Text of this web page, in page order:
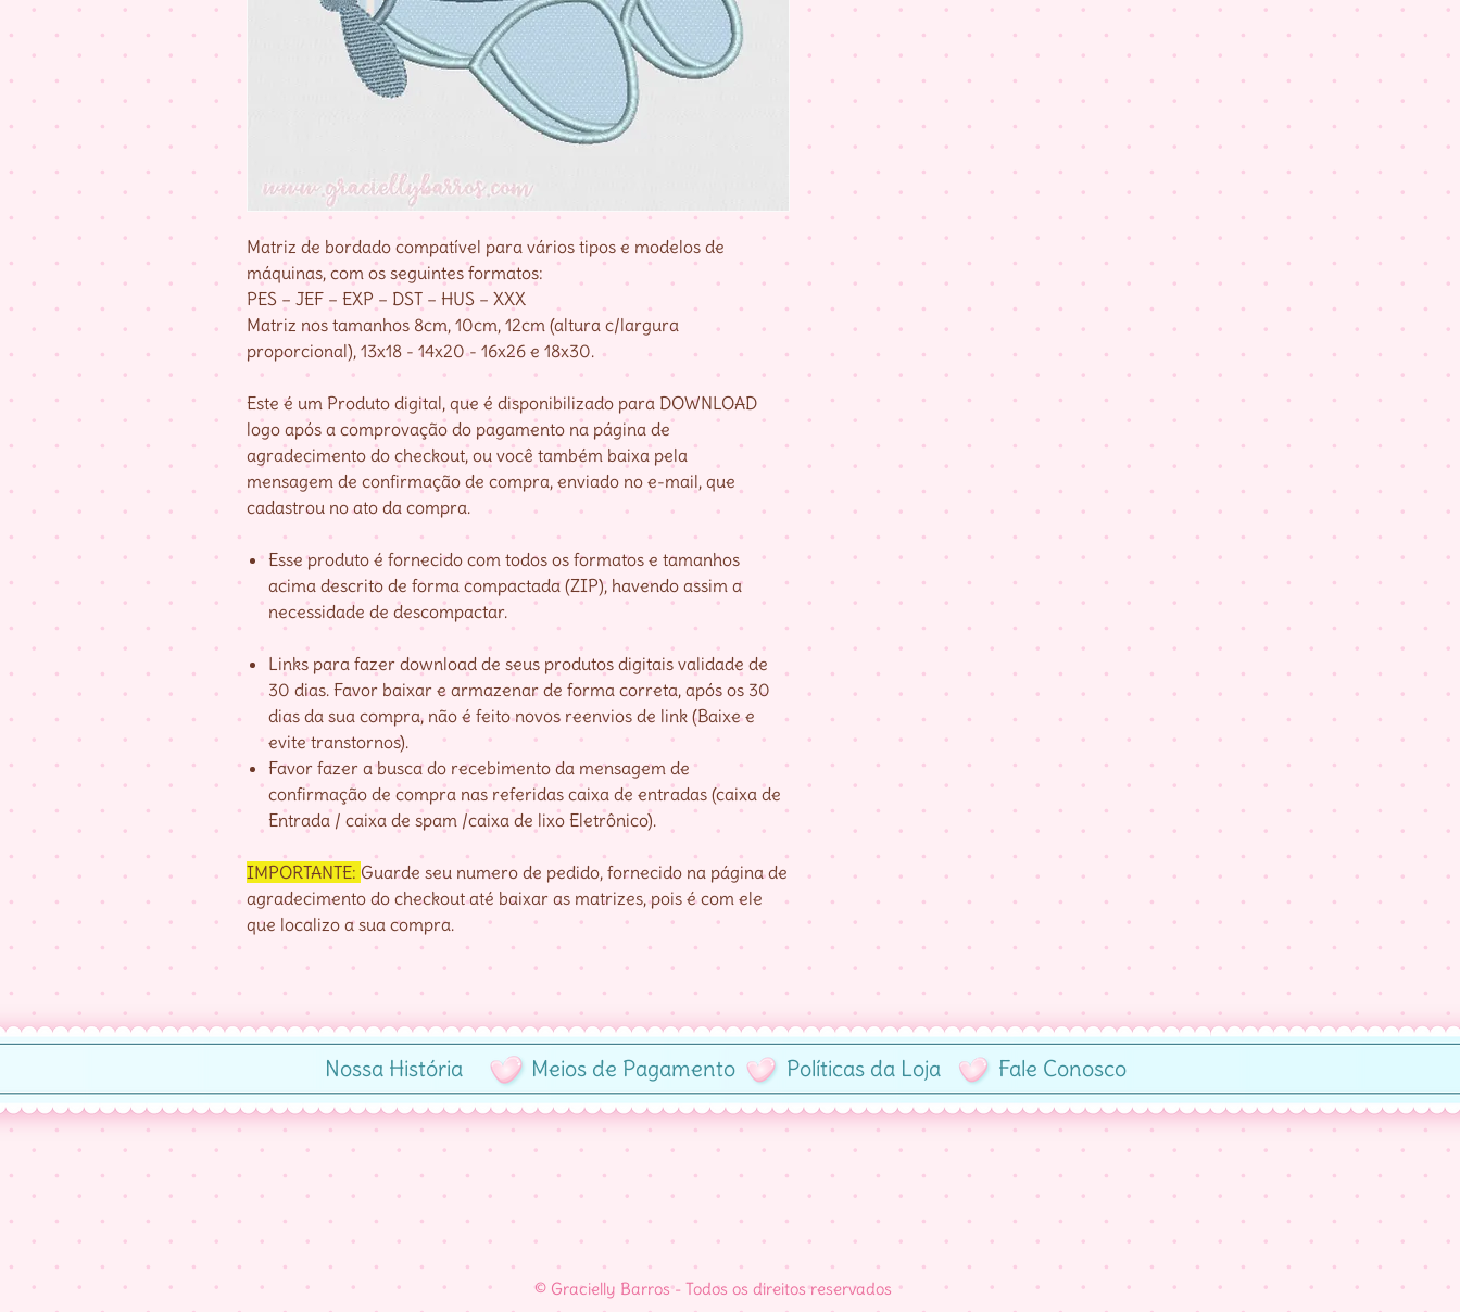
Matriz de bordado compatível para vários tipos e modelos de
máquinas, com os seguintes formatos:
PES – JEF – EXP – DST – HUS – XXX
Matriz nos tamanhos 8cm, 10cm, 12cm (altura c/largura
proporcional), 13x18 - 14x20 - 16x26 e 18x30.
Este é um Produto digital, que é disponibilizado para DOWNLOAD
logo após a comprovação do pagamento na página de
agradecimento do checkout, ou você também baixa pela
mensagem de confirmação de compra, enviado no e-mail, que
cadastrou no ato da compra.
Esse produto é fornecido com todos os formatos e tamanhos
acima descrito de forma compactada (ZIP), havendo assim a
necessidade de descompactar.
Links para fazer download de seus produtos digitais validade de
30 dias. Favor baixar e armazenar de forma correta, após os 30
dias da sua compra, não é feito novos reenvios de link (Baixe e
evite transtornos).
Favor fazer a busca do recebimento da mensagem de
confirmação de compra nas referidas caixa de entradas (caixa de
Entrada / caixa de spam /caixa de lixo Eletrônico).
IMPORTANTE: Guarde seu numero de pedido, fornecido na página de
agradecimento do checkout até baixar as matrizes, pois é com ele
que localizo a sua compra.
Nossa História Meios de Pagamento Políticas da Loja Fale Conosco
© Gracielly Barros - Todos os direitos reservados